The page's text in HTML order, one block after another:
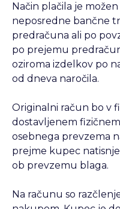
Način plačila je
neposredne bančne
predračuna ali po
po prejemu
oziroma izdelkov po
od dneva naročila.
Originalni račun bo v
dostavljenem
osebnega prevzema
prejme kupec
ob prevzemu blaga.
Na računu so